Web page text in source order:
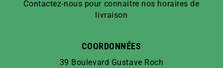
Contactez-nous pour connaitre nos horaires de
livraison
COORDONNÉES
39 Boulevard Gustave Roch